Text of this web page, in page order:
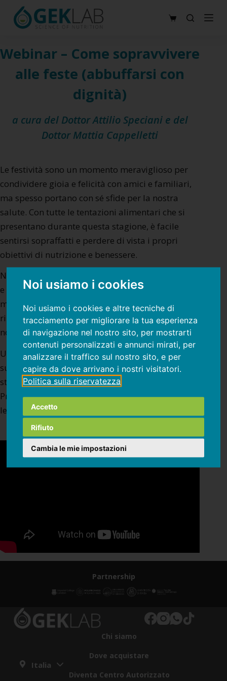
Noi usiamo i cookies
Noi usiamo i cookies e altre tecniche di
tracciamento per migliorare la tua esperienza
di navigazione nel nostro sito, per mostrarti
contenuti personalizzati e annunci mirati, per
analizzare il traffico sul nostro sito, e per
capire da dove arrivano i nostri visitatori.
Politica sulla riservatezza
Accetto
Rifiuto
Cambia le mie impostazioni
a
t
o
e
n
u
t
o
Carrello
Webinar – Come sopravvivere
alle feste (abbuffarsi con
dignità)
a cura del Dottor Attilio Specianie del
Dottor Mattia Cappelletti
Le festività sono un momento meraviglioso per
condividere gioia e felicità con amici e familiari,
ma spesso portano con sé sfide per la nostra
salute. Con tutte le tentazioni alimentari che si
presentano durante questa stagione, è facile
sentirsi sopraffatti e perdere di vista i propri
obiettivi di nutrizione e benessere.
Nel webinar abbiamo esplorato insieme strategie
e consigli nutrizionali per affrontare le festività in
modo sano. Come mantenere l’equilibrio senza
rinunciare al gusto e come prenderci cura del
nostro corpo mentre ci godiamo feste.
Un excursus informativo e motivante, pieno di
suggerimenti pratici per prendersi cura di sé
stessi durante questa stagione festiva.
Preparatevi a scoprire come navigare attraverso
le tavolate festive con consapevolezza e piacere.
Partnership
Italia
Chi siamo
Dove acquistare
Diventa Centro Autorizzato